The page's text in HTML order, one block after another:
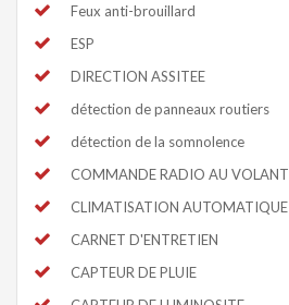
Feux anti-brouillard
ESP
DIRECTION ASSITEE
détection de panneaux routiers
détection de la somnolence
COMMANDE RADIO AU VOLANT
CLIMATISATION AUTOMATIQUE
CARNET D'ENTRETIEN
CAPTEUR DE PLUIE